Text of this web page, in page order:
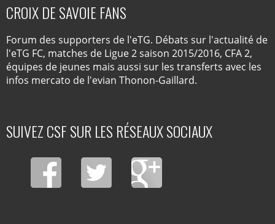
CROIX DE SAVOIE FANS
Forum des supporters de l'eTG. Débats sur l'actualité de
l'eTG FC, matches de Ligue 2 saison 2015/2016, CFA 2,
équipes de jeunes mais aussi sur les transferts avec les
infos mercato de l'evian Thonon-Gaillard.
SUIVEZ CSF SUR LES RÉSEAUX SOCIAUX